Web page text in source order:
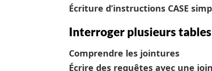
Écriture d’instructions CASE
Interroger plusieurs tables
Comprendre les jointures
Écrire des requêtes avec une